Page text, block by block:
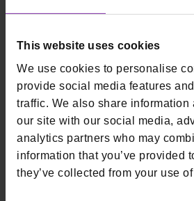
This website uses cookies
We use cookies to personalise
provide social media features
traffic. We also share information
our site with our social media,
analytics partners who may
information that you’ve provided
they’ve collected from your use
Upiti medija
Naš PR odjel rado će odgovoriti
Javite nam se!